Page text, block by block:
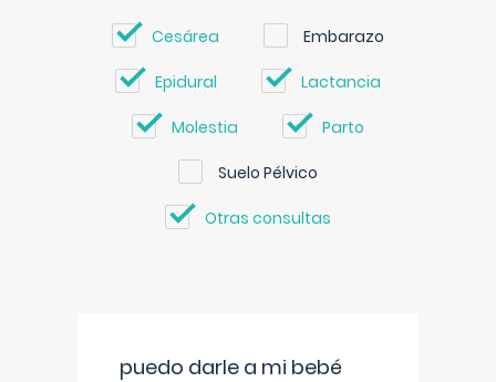
Cesárea Embarazo
Epidural Lactancia
Molestia Parto
Suelo Pélvico
Otras consultas
puedo darle a mi bebé